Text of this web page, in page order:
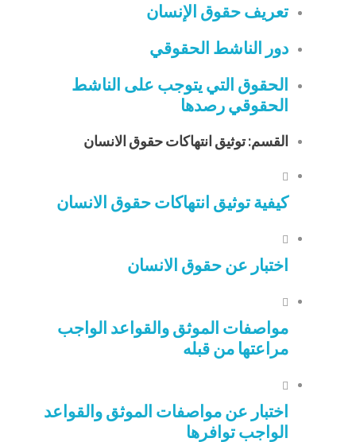
تعريف حقوق الإنسان
دور الناشط الحقوقي
الحقوق التي يتوجب على الناشط
الحقوقي رصدها
القسم: توثيق انتهاكات حقوق الانسان
كيفية توثيق انتهاكات حقوق الانسان
اختبار عن حقوق الانسان
مواصفات الموثق والقواعد الواجب
مراعتها من قبله
اختبار عن مواصفات الموثق والقواعد
الواجب توافرها